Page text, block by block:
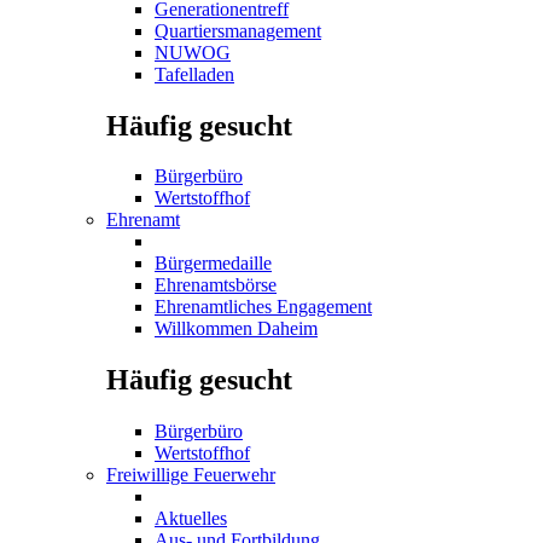
Generationentreff
Quartiersmanagement
NUWOG
Tafelladen
Häufig gesucht
Bürgerbüro
Wertstoffhof
Ehrenamt
Bürgermedaille
Ehrenamtsbörse
Ehrenamtliches Engagement
Willkommen Daheim
Häufig gesucht
Bürgerbüro
Wertstoffhof
Freiwillige Feuerwehr
Aktuelles